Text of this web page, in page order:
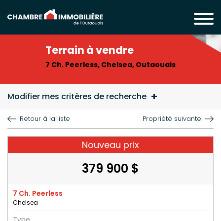
Terrain à vendre
7 Ch. Peerless, Chelsea, Outaouais
Modifier mes critères de recherche
Retour à la liste Propriété suivante
Nouveau prix
379 900 $
7 Ch. Peerless
Chelsea